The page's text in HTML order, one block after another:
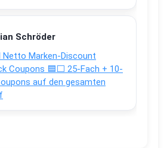
Schröder
Netto Marken-Discount
Coupons 🟦⬜ 25-Fach + 10-
auf den gesamten